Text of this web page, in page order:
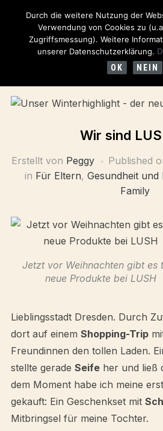
Wir sind
Erstellt von Peggy Published
in Für Eltern, Gesundheit und
Family
Jetzt vor Weihnachten gibt es
neue Produkte bei LUSH
Lieblingsstadt Dresden. Durch
dort auf einem Shopping-Trip
Freundinnen den tollen Laden.
stellte gerade Seifeher und ließ
dem Moment habe ich meine
gekauft: Ein Geschenkset mit
Mitbringsel für meine Tochter.
Durch die weitere Nutzung der
Verwendung von Cookies zu
Zugriffsmessung). Weitere
unserer Datenschutzerklärung.
OK NEIN